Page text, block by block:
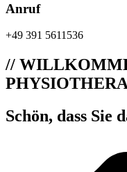
Anruf
+49 391 5611536
//
Schön, dass Sie